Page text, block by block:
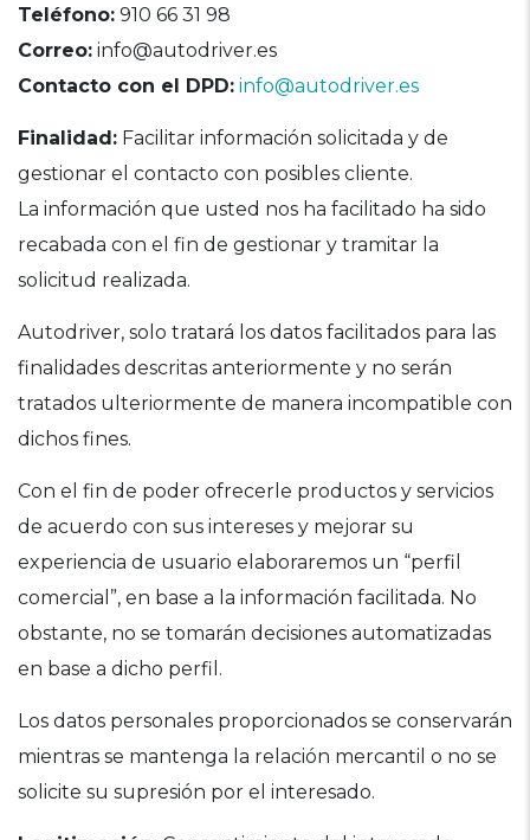
Teléfono: 910 66 31 98
Correo: info@autodriver.es
Contacto con el DPD: info@autodriver.es
Finalidad: Facilitar información solicitada y de
gestionar el contacto con posibles cliente.
La información que usted nos ha facilitado ha sido
recabada con el fin de gestionar y tramitar la
solicitud realizada.
Autodriver, solo tratará los datos facilitados para las
finalidades descritas anteriormente y no serán
tratados ulteriormente de manera incompatible con
dichos fines.
Con el fin de poder ofrecerle productos y servicios
de acuerdo con sus intereses y mejorar su
experiencia de usuario elaboraremos un “perfil
comercial”, en base a la información facilitada. No
obstante, no se tomarán decisiones automatizadas
en base a dicho perfil.
Los datos personales proporcionados se conservarán
mientras se mantenga la relación mercantil o no se
solicite su supresión por el interesado.